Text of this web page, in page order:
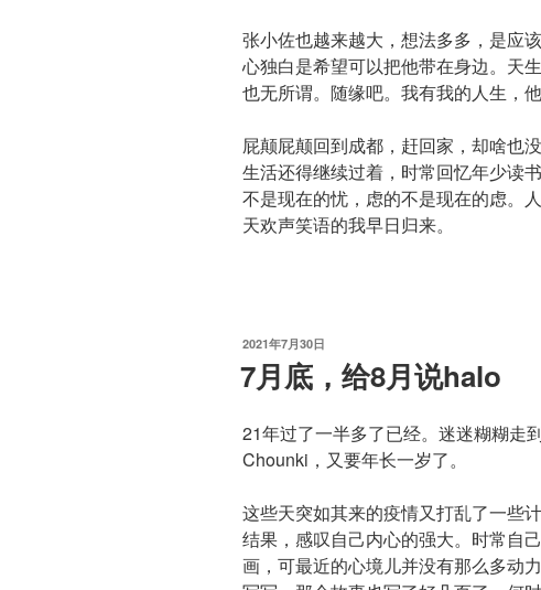
张小佐也越来越大，想法多多，是应
心独白是希望可以把他带在身边。天
也无所谓。随缘吧。我有我的人生，他
屁颠屁颠回到成都，赶回家，却啥也
生活还得继续过着，时常回忆年少读
不是现在的忧，虑的不是现在的虑。
天欢声笑语的我早日归来。
发
于
2021年7月30日
7月底，给8月说halo
21年过了一半多了已经。迷迷糊糊走
Chounki，又要年长一岁了。
这些天突如其来的疫情又打乱了一些
结果，感叹自己内心的强大。时常自
画，可最近的心境儿并没有那么多动